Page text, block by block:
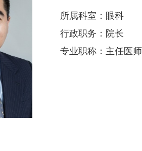
所属科室：眼科
行政职务：院长
专业职称：主任医师